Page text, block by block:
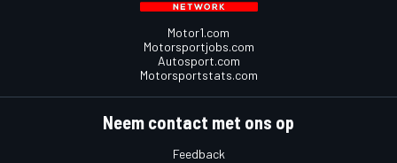
Motor1.com
Motorsportjobs.com
Autosport.com
Motorsportstats.com
Neem contact met ons op
Feedback